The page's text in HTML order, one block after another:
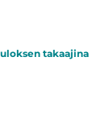
takaajina